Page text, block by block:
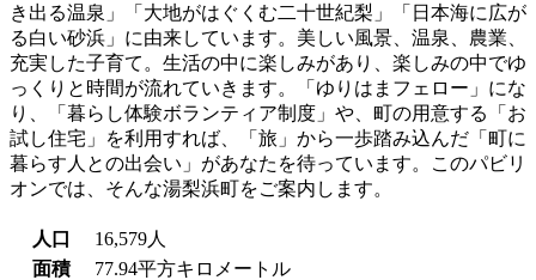
き出る温泉」「大地がはぐくむ二十世紀梨」「日本海に広が
る白い砂浜」に由来しています。美しい風景、温泉、農業、
充実した子育て。生活の中に楽しみがあり、楽しみの中でゆ
っくりと時間が流れていきます。「ゆりはまフェロー」にな
り、「暮らし体験ボランティア制度」や、町の用意する「お
試し住宅」を利用すれば、「旅」から一歩踏み込んだ「町に
暮らす人との出会い」があなたを待っています。このパビリ
オンでは、そんな湯梨浜町をご案内します。
人口
16,579人
面積
77.94平方キロメートル